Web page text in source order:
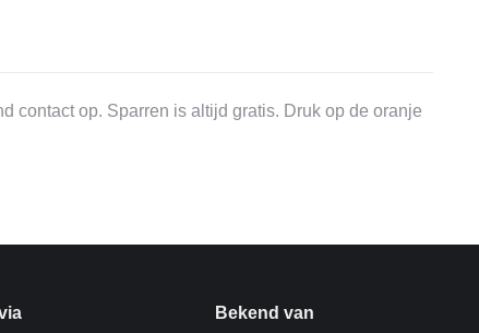
contact op. Sparren is altijd gratis. Druk op de oranje
Bekend van